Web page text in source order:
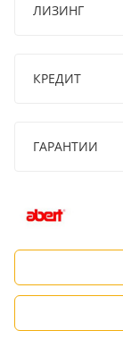
ЛИЗИНГ
КРЕДИТ
ГАРАНТИИ